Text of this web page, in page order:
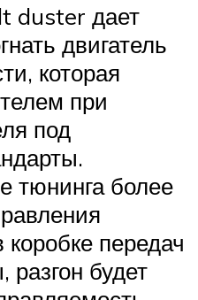
duster дает
двигатель
которая
при
под
тюнинга более
передач
разгон будет